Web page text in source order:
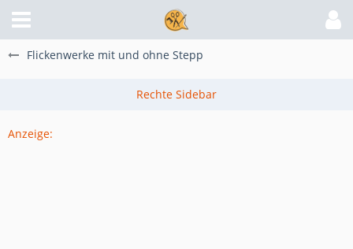
Flickenwerke mit und ohne Stepp
Anzeige: